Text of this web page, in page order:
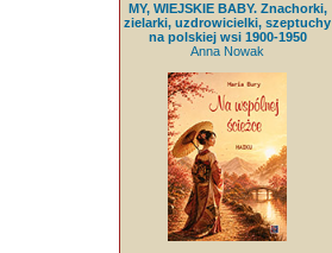
MY, WIEJSKIE BABY. Znachorki,
zielarki, uzdrowicielki, szeptuchy
na polskiej wsi 1900-1950
Anna Nowak